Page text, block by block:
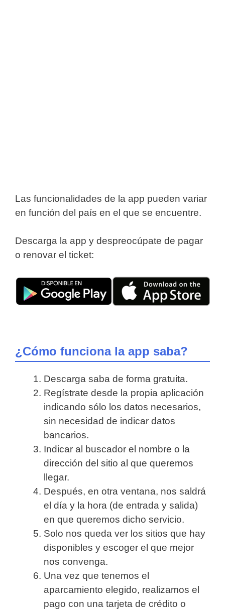
Las funcionalidades de la app pueden variar
en función del país en el que se encuentre.
Descarga la app y despreocúpate de pagar
o renovar el ticket:
¿Cómo funciona la app saba?
Descarga saba de forma gratuita.
Regístrate desde la propia aplicación
indicando sólo los datos necesarios,
sin necesidad de indicar datos
bancarios.
Indicar al buscador el nombre o la
dirección del sitio al que queremos
llegar.
Después, en otra ventana, nos saldrá
el día y la hora (de entrada y salida)
en que queremos dicho servicio.
Solo nos queda ver los sitios que hay
disponibles y escoger el que mejor
nos convenga.
Una vez que tenemos el
aparcamiento elegido, realizamos el
pago con una tarjeta de crédito o